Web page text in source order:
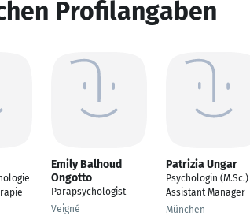
Profilangaben
Emily Balhoud
Ongotto
Parapsychologist
Veigné
Patrizia Ungar
Psychologin (M.Sc.) |
Assistant Manager
München